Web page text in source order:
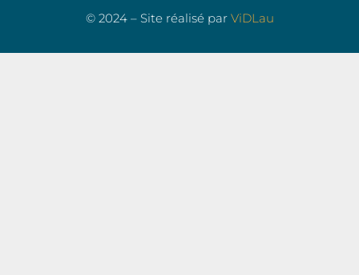
© 2024 – Site réalisé par ViDLau